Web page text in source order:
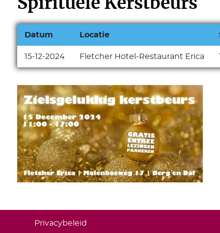
Spirituele Kerstbeurs
Datum Locatie
15-12-2024 Fletcher Hotel-Restaurant Erica
Privacybeleid